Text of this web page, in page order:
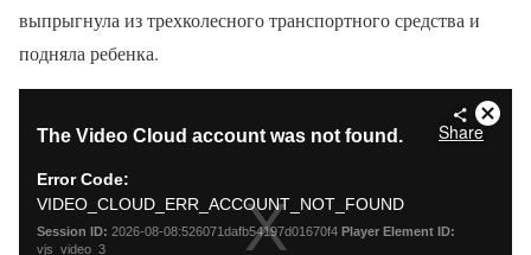
выпрыгнула из трехколесного транспортного средства и
подняла ребенка.